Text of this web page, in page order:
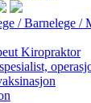
/ Barnelege /
Kiropraktor